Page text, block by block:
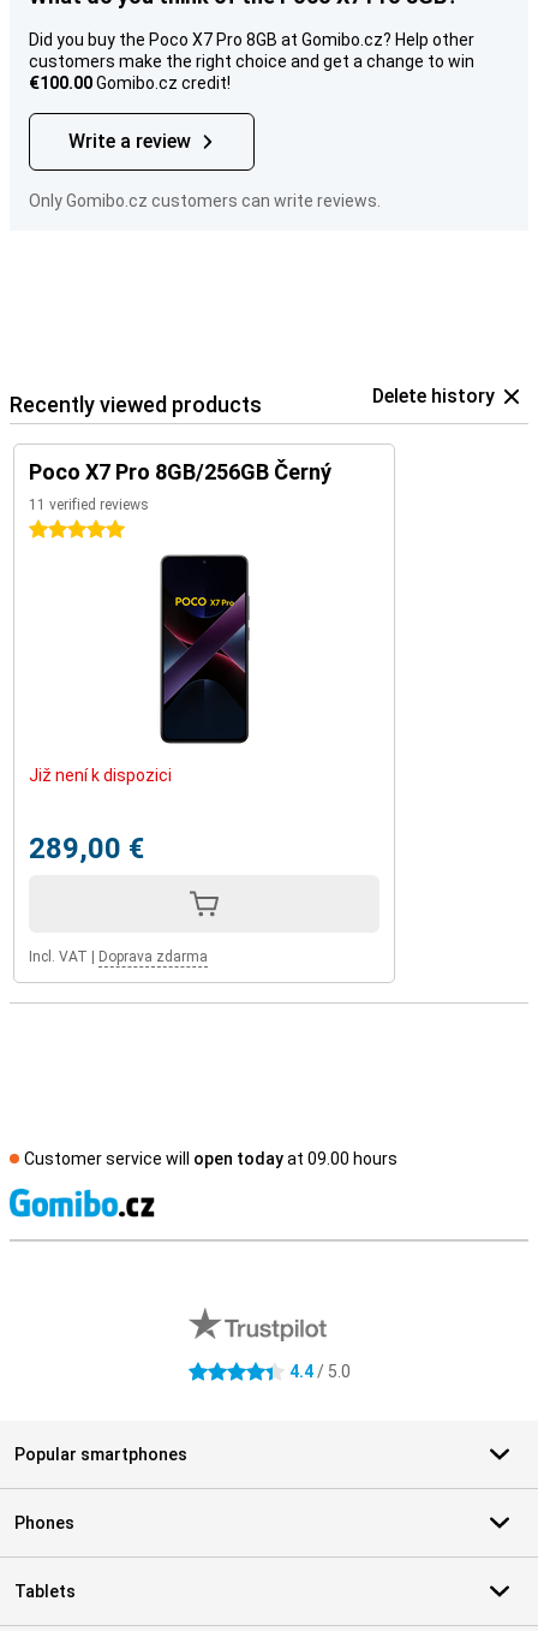
Did you buy the Poco X7 Pro 8GB at Gomibo.cz? Help other
customers make the right choice and get a change to win
€100.00Gomibo.cz credit!
Write a review
Only Gomibo.cz customers can write reviews.
Recently viewed products Delete history
Poco X7 Pro 8GB/256GB Černý
11 verified reviews
5 stars
Již není k dispozici
289,00 €
Incl. VAT Doprava zdarma
Customer service will open todayat 09.00 hours
4.4 stars 4.4/ 5.0
Popular smartphones
Phones
Tablets